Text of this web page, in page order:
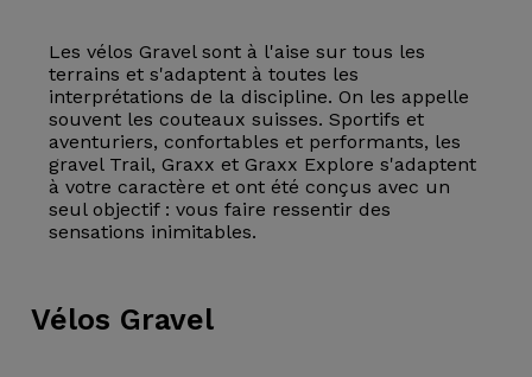
Les vélos Gravel sont à l'aise sur tous les
terrains et s'adaptent à toutes les
interprétations de la discipline. On les appelle
souvent les couteaux suisses. Sportifs et
aventuriers, confortables et performants, les
gravel Trail, Graxx et Graxx Explore s'adaptent
à votre caractère et ont été conçus avec un
seul objectif : vous faire ressentir des
sensations inimitables.
Vélos Gravel